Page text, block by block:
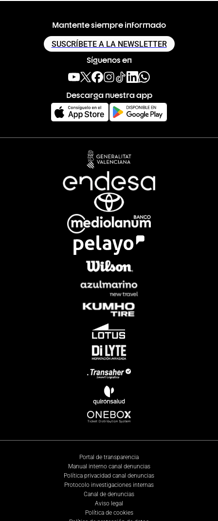
Mantente siempre informado
SUSCRÍBETE A LA NEWSLETTER
Síguenos en
Descarga nuestra app
Portal de transparencia
Manual interno canal denuncias
Política privacidad canal denuncias
Protocolo investigaciones internas
Canal de denuncias
Aviso legal
Política de cookies